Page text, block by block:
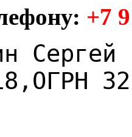
+7
Сергей